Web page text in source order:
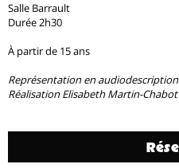
Salle Barrault
Durée 2h30
À partir de 15 ans
Représentation en audiodescription
Réalisation Elisabeth Martin-Chabot